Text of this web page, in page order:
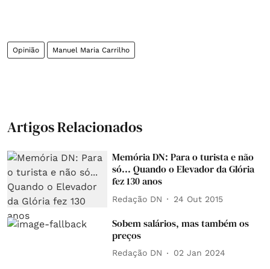
Opinião Manuel Maria Carrilho
Artigos Relacionados
Memória DN: Para o turista e não
só... Quando o Elevador da Glória
fez 130 anos
Redação DN 24 Out 2015
Sobem salários, mas também os
preços
Redação DN 02 Jan 2024